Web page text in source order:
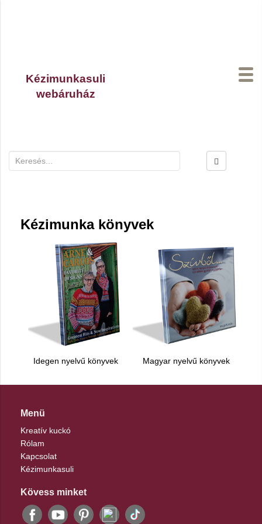
Kézimunkasuli
webáruház
Kézimunka könyvek
Idegen nyelvű könyvek Magyar nyelvű könyvek
Menü
Kreatív kuckó
Rólam
Kapcsolat
Kézimunkasuli
Kövess minket